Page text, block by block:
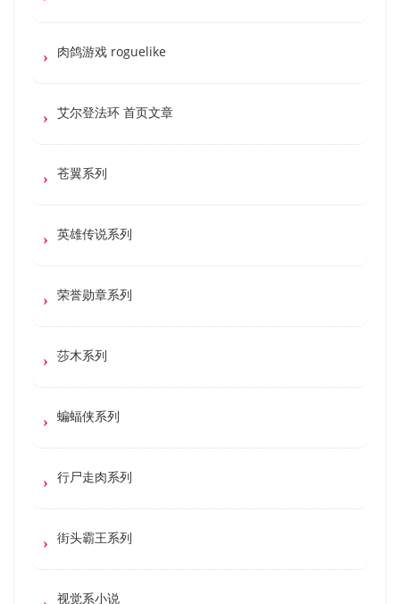
肉鸽游戏 roguelike
艾尔登法环 首页文章
苍翼系列
英雄传说系列
荣誉勋章系列
莎木系列
蝙蝠侠系列
行尸走肉系列
街头霸王系列
视觉系小说